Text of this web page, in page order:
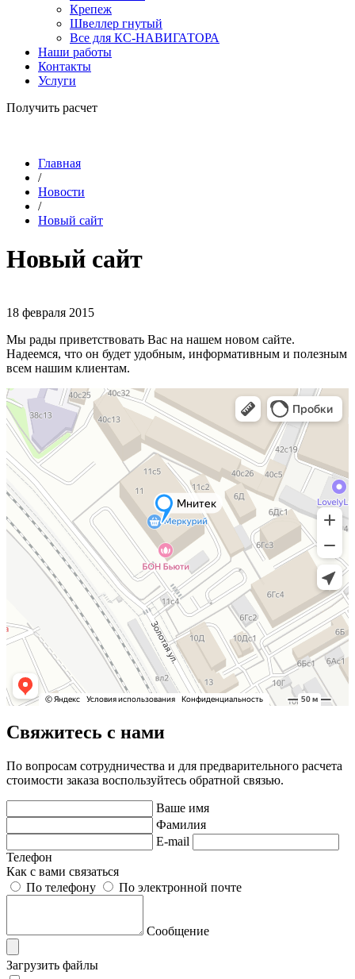
Крепеж
Швеллер гнутый
Все для КС-НАВИГАТОРА
Наши работы
Контакты
Услуги
Получить расчет
Главная
/
Новости
/
Новый сайт
Новый сайт
18 февраля 2015
Мы рады приветствовать Вас на нашем новом сайте.
Надеемся, что он будет удобным, информативным и полезным
всем нашим клиентам.
Свяжитесь с нами
По вопросам сотрудничества и для предварительного расчета
стоимости заказа воспользуйтесь обратной связью.
Ваше имя
Фамилия
E-mail
Телефон
Как с вами связаться
По телефону
По электронной почте
Сообщение
Загрузить файлы